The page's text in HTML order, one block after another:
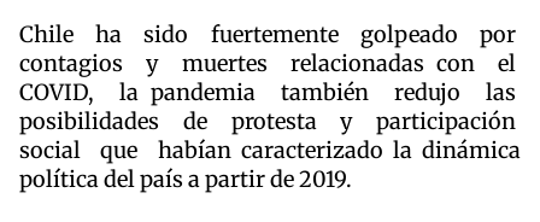
Chile ha sido fuertemente golpeado por
contagios y muertes relacionadas con el
COVID, la pandemia también redujo las
posibilidades de protesta y participación
social que habían caracterizado la dinámica
política del país a partir de 2019.